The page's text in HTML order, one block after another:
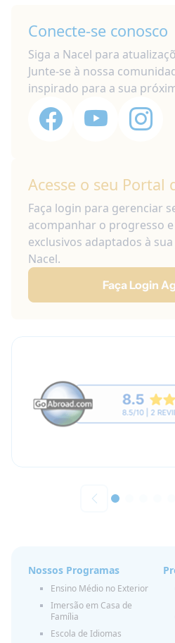
Conecte-se conosco
Siga a Nacel para
Junte-se à nossa
inspirado para a sua
Acesse o seu Portal
Faça login para gerenciar
acompanhar o progresso
exclusivos adaptados à
Nacel.
Faça Login
Nossos Programas
Ensino Médio no Exterior
Imersão em Casa de
Família
Escola de Idiomas